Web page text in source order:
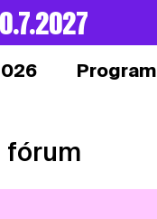
Program
fórum